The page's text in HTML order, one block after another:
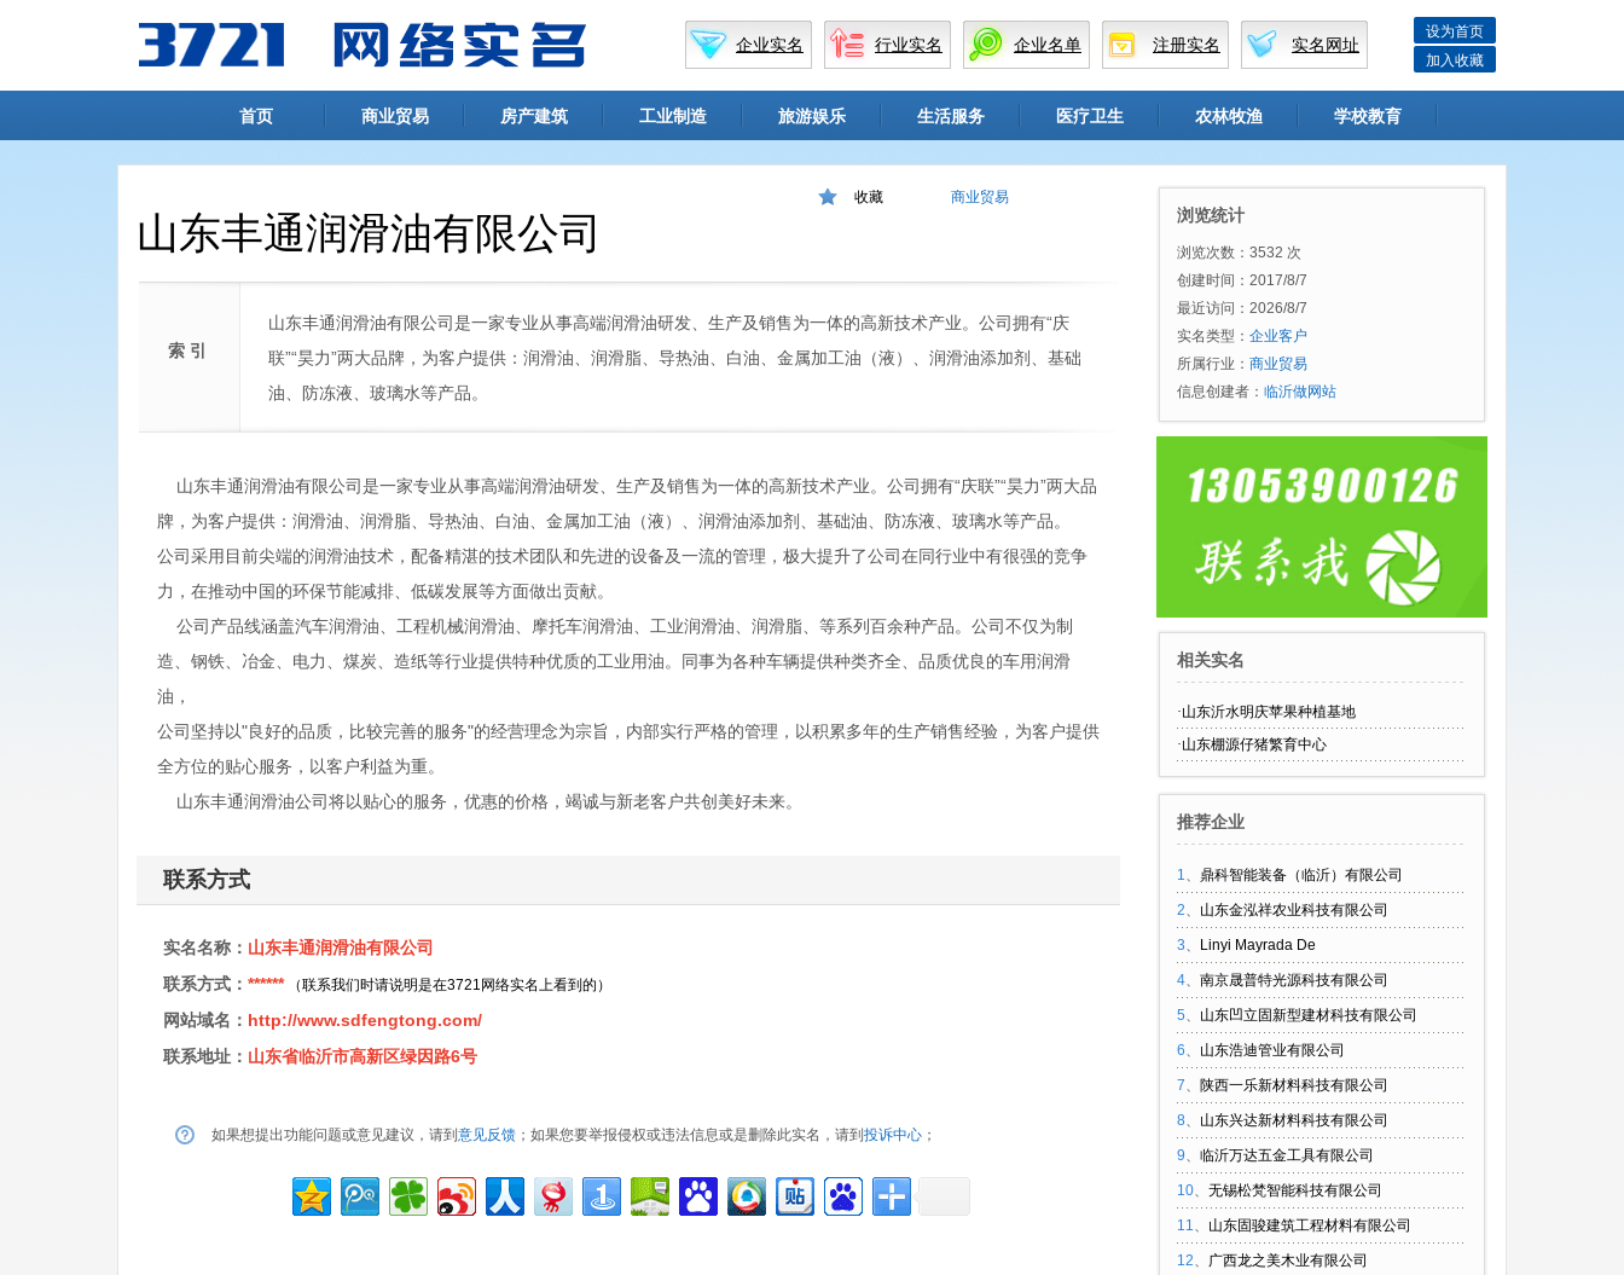
企业实名 行业实名 企业名单 注册实名 实名网址
设为首页
加入收藏
首页 商业贸易 房产建筑 工业制造 旅游娱乐 生活服务 医疗卫生 农林牧渔 学校教育
收藏 商业贸易
山东丰通润滑油有限公司
索 引
山东丰通润滑油有限公司是一家专业从事高端润滑油研发、生产及销售为一体的高新技术产业。公司拥有“庆
联”“昊力”两大品牌，为客户提供：润滑油、润滑脂、导热油、白油、金属加工油（液）、润滑油添加剂、基础
油、防冻液、玻璃水等产品。
山东丰通润滑油有限公司是一家专业从事高端润滑油研发、生产及销售为一体的高新技术产业。公司拥有“庆联”“昊力”两大品
牌，为客户提供：润滑油、润滑脂、导热油、白油、金属加工油（液）、润滑油添加剂、基础油、防冻液、玻璃水等产品。
公司采用目前尖端的润滑油技术，配备精湛的技术团队和先进的设备及一流的管理，极大提升了公司在同行业中有很强的竞争
力，在推动中国的环保节能减排、低碳发展等方面做出贡献。
公司产品线涵盖汽车润滑油、工程机械润滑油、摩托车润滑油、工业润滑油、润滑脂、等系列百余种产品。公司不仅为制
造、钢铁、冶金、电力、煤炭、造纸等行业提供特种优质的工业用油。同事为各种车辆提供种类齐全、品质优良的车用润滑
油，
公司坚持以"良好的品质，比较完善的服务"的经营理念为宗旨，内部实行严格的管理，以积累多年的生产销售经验，为客户提供
全方位的贴心服务，以客户利益为重。
山东丰通润滑油公司将以贴心的服务，优惠的价格，竭诚与新老客户共创美好未来。
联系方式
实名名称： 山东丰通润滑油有限公司
联系方式： ******（联系我们时请说明是在3721网络实名上看到的）
网站域名： http://www.sdfengtong.com/
联系地址： 山东省临沂市高新区绿因路6号
如果想提出功能问题或意见建议，请到 意见反馈 ；如果您要举报侵权或违法信息或是删除此实名，请到 投诉中心 ；
浏览统计
浏览次数：3532 次
创建时间：2017/8/7
最近访问：2026/8/7
实名类型： 企业客户
所属行业： 商业贸易
信息创建者： 临沂做网站
相关实名
·山东沂水明庆苹果种植基地
·山东棚源仔猪繁育中心
推荐企业
1、 鼎科智能装备（临沂）有限公司
2、 山东金泓祥农业科技有限公司
3、 Linyi Mayrada De
4、 南京晟普特光源科技有限公司
5、 山东凹立固新型建材科技有限公司
6、 山东浩迪管业有限公司
7、 陕西一乐新材料科技有限公司
8、 山东兴达新材料科技有限公司
9、 临沂万达五金工具有限公司
10、 无锡松梵智能科技有限公司
11、 山东固骏建筑工程材料有限公司
12、 广西龙之美木业有限公司